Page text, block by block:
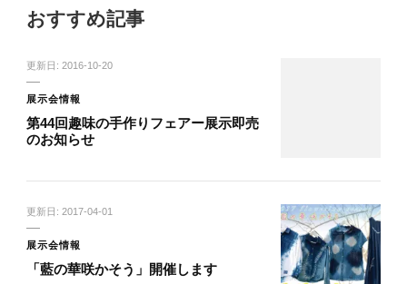
おすすめ記事
更新日: 2016-10-20
展示会情報
第44回趣味の手作りフェアー展示即売
のお知らせ
更新日: 2017-04-01
展示会情報
「藍の華咲かそう」開催します